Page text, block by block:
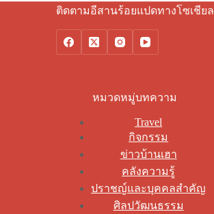
ติดตามอีสานร้อยแปดทางโซเชียล
หมวดหมู่บทความ
Travel
กิจกรรม
ข่าวบ้านเฮา
คลังความรู้
ปราชญ์และบุคคลสำคัญ
ศิลปวัฒนธรรม